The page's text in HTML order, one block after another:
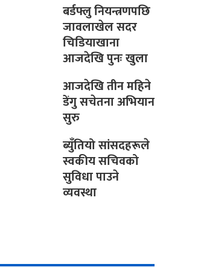
बर्डफ्लु नियन्त्रणपछि
जावलाखेल सदर
चिडियाखाना
आजदेखि पुनः खुला
आजदेखि तीन महिने
डेंगु सचेतना अभियान
सुरु
ब्युँतियो सांसदहरूले
स्वकीय सचिवको
सुविधा पाउने
व्यवस्था